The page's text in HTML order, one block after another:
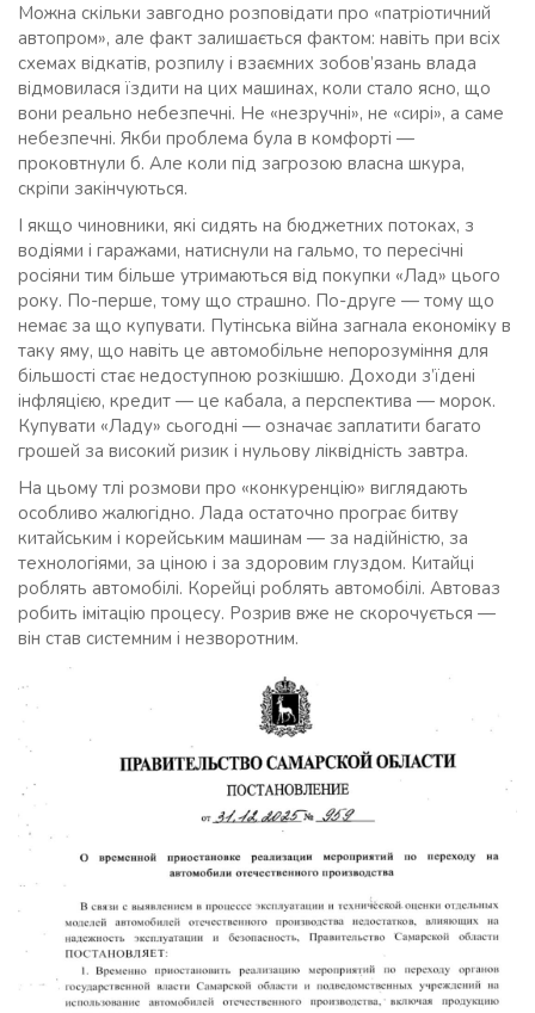
Можна скільки завгодно розповідати про «патріотичний
автопром», але факт залишається фактом: навіть при всіх
схемах відкатів, розпилу і взаємних зобов’язань влада
відмовилася їздити на цих машинах, коли стало ясно, що
вони реально небезпечні. Не «незручні», не «сирі», а саме
небезпечні. Якби проблема була в комфорті —
проковтнули б. Але коли під загрозою власна шкура,
скріпи закінчуються.
І якщо чиновники, які сидять на бюджетних потоках, з
водіями і гаражами, натиснули на гальмо, то пересічні
росіяни тим більше утримаються від покупки «Лад» цього
року. По-перше, тому що страшно. По-друге — тому що
немає за що купувати. Путінська війна загнала економіку в
таку яму, що навіть це автомобільне непорозуміння для
більшості стає недоступною розкішшю. Доходи з’їдені
інфляцією, кредит — це кабала, а перспектива — морок.
Купувати «Ладу» сьогодні — означає заплатити багато
грошей за високий ризик і нульову ліквідність завтра.
На цьому тлі розмови про «конкуренцію» виглядають
особливо жалюгідно. Лада остаточно програє битву
китайським і корейським машинам — за надійністю, за
технологіями, за ціною і за здоровим глуздом. Китайці
роблять автомобілі. Корейці роблять автомобілі. Автоваз
робить імітацію процесу. Розрив вже не скорочується —
він став системним і незворотним.